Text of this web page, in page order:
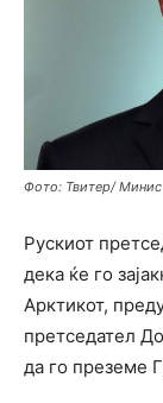
Фото: Твитер/
Рускиот
дека ќе го
Арктикот,
претседател
да го преземе